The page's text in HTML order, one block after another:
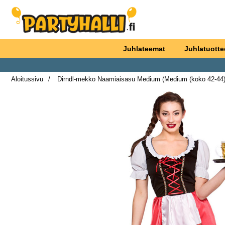
Ostoskori laajennettu Partyhallen AB
Juhlateemat
Aloitussivu
Dirndl-mekko Naamiaisasu Medium (Medium (koko 42-